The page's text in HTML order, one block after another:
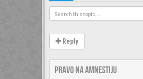
Reply
Pravo na amnestiju